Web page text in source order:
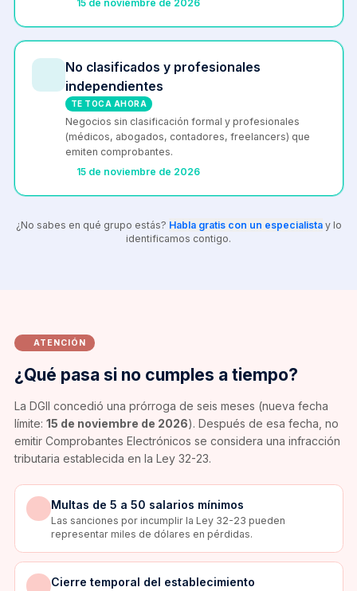
15 de noviembre de 2026
No clasificados y profesionales
independientes
TE TOCA AHORA
Negocios sin clasificación formal y profesionales
(médicos, abogados, contadores, freelancers) que
emiten comprobantes.
15 de noviembre de 2026
¿No sabes en qué grupo estás? Habla gratis con un especialistay lo
identificamos contigo.
ATENCIÓN
¿Qué pasa si no cumples a tiempo?
La DGII concedió una prórroga de seis meses (nueva fecha
límite: 15 de noviembre de 2026). Después de esa fecha, no
emitir Comprobantes Electrónicos se considera una infracción
tributaria establecida en la Ley 32-23.
Multas de 5 a 50 salarios mínimos
Las sanciones por incumplir la Ley 32-23 pueden
representar miles de dólares en pérdidas.
Cierre temporal del establecimiento